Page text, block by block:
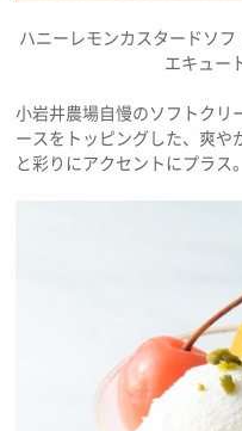
ハニーレモンカスタードソ
エキュー
小岩井農場自慢のソフトクリ
ースをトッピングした、爽
と彩りにアクセントにプラス。